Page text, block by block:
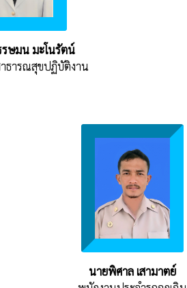
รษมน มะโนรัตน์
ธารณสุขปฏิบัติงาน
นายพิศาล เสามาตย์